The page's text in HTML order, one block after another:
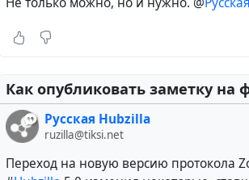
Как опубликовать заметку на
Русская Hubzilla
ruzilla@tiksi.net
Переход на новую версию протокола